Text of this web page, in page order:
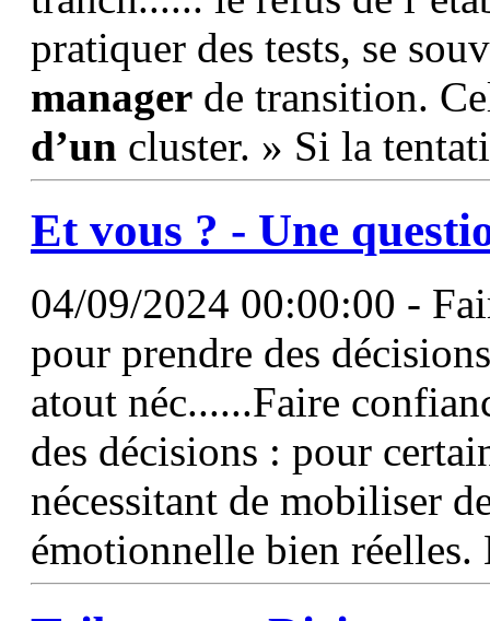
pratiquer des tests, se
manager de transition.
d’un cluster. » Si la
Et vous ? - Une
04/09/2024 00:00:00 -
pour prendre des
atout néc......Faire
des décisions : pour
nécessitant de mobiliser
émotionnelle bien réelles.